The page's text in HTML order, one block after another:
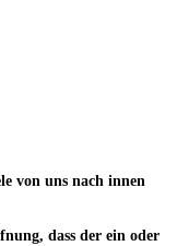
von uns nach innen
dass der ein oder